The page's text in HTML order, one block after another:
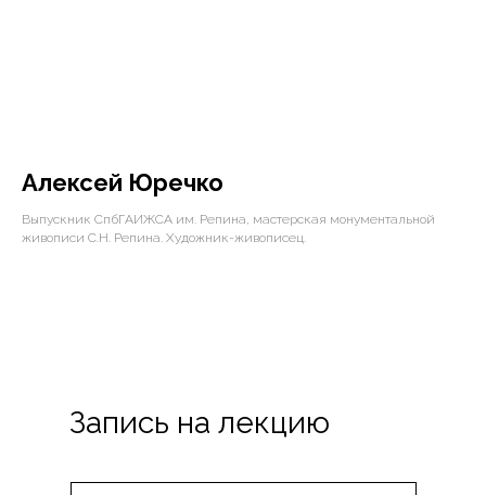
Алексей Юречко
Выпускник СпбГАИЖСА им. Репина, мастерская монументальной
живописи С.Н. Репина. Художник-живописец.
Запись на лекцию